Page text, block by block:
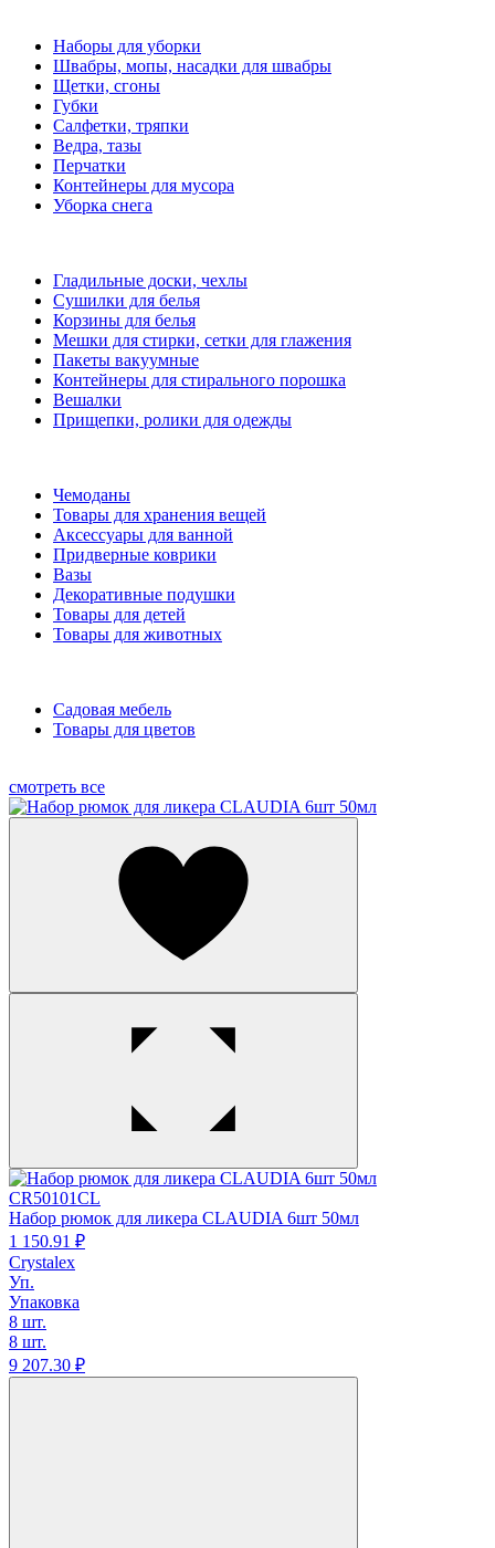
Наборы для уборки
Швабры, мопы, насадки для швабры
Щетки, сгоны
Губки
Салфетки, тряпки
Ведра, тазы
Перчатки
Контейнеры для мусора
Уборка снега
Гладильные доски, чехлы
Сушилки для белья
Корзины для белья
Мешки для стирки, сетки для глажения
Пакеты вакуумные
Контейнеры для стирального порошка
Вешалки
Прищепки, ролики для одежды
Чемоданы
Товары для хранения вещей
Аксессуары для ванной
Придверные коврики
Вазы
Декоративные подушки
Товары для детей
Товары для животных
Садовая мебель
Товары для цветов
смотреть все
CR50101CL
Набор рюмок для ликера CLAUDIA 6шт 50мл
1 150.91 ₽
Crystalex
Уп.
Упаковка
8 шт.
8 шт.
9 207.30 ₽